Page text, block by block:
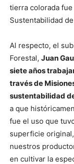
tierra colorada
Sustentabilidad
Al respecto, el
Forestal, Juan
siete años
través de
sustentabilidad
a que
fue el uso que
superficie
nuestros
en cultivar la